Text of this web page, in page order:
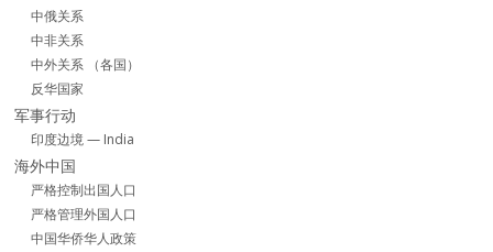
中俄关系
中非关系
中外关系 （各国）
反华国家
军事行动
印度边境 — India
海外中国
严格控制出国人口
严格管理外国人口
中国华侨华人政策